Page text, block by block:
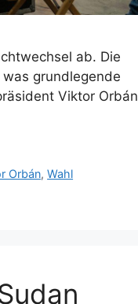
ab. Die
grundlegende
Viktor Orbán
Orbán,Wahl